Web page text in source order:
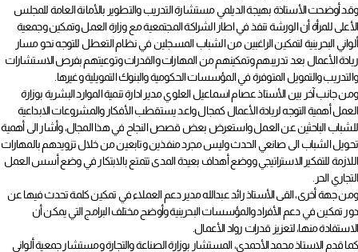
وقد أوضحت الأستاذة بهيجة الديلمي مستشارة التدريب والتطوير بالأمانة العامة للمجلس
الأعلى للمرأة أن الورشة تنفذ في اطار الشراكة المجتمعية مع وزارة العمل وتمكين وجمعية
ألواني البحرينية لتمكين الراغبين من الشباب المسجلين في نظام التعطل للتوجه نحو مسار
ريادة الأعمال بعد تدريبهم وتمكينهم من المهارات والقدرات وتوعيتهم بفرص الاستشارات
والتدريب والتمويل المتوفرة في المؤسسات الحكومية والبنوك التمويلية وغيرها.
ومن جانب آخر بين الأستاذ عصام اسماعيل العلوي مدير ادارة تنمية الموارد البشرية بوزارة
العمل أهمية التوجه لريادة الأعمال كمجال واعد يستقطب الأفكار والمشروعات الابداعية
للشباب الباحثين عن العمل واستعرض بعض قصص النجاح في هذا المجال، وأشار الى أهمية
تحويل الشباب الى صانعي الحدث وليس مجرد منفذين وتابعين من خلال تزويدهم بالمهارات
اللازمة للتفكير الاستراتيجي ووضع أهداف بعيدة المدى تتمتع بالابتكار في وضع أسس العمل
التجاري الحر.
ومن جهة أخرى، القى الأستاذ رائد عبدالله مدير دعم العملاء في تمكين كلمة تحدث فيها عن
دور تمكين في دعم الأفراد والمؤسسات البحرينية وأوضح مختلف البرامج التي يمكن أن
الاستفادة منها، لتعزيز قدرات رواد الأعمال.
كما قدم الاستاذ محمد الأحمدي، المستشار بوزارة الصناعة والتجارة ومستشار جمعية ألواني